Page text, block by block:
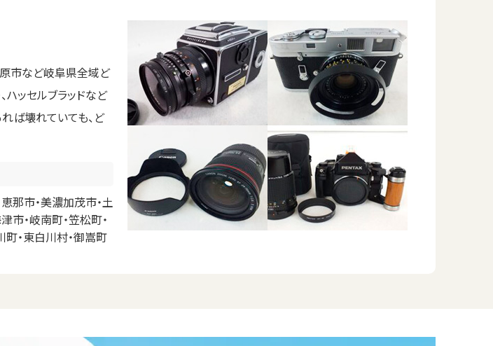
原市など岐阜県全域ど
ハッセルブラッドなど
ば壊れていても、ど
那市・美濃加茂市・土
市・岐南町・笠松町・
町・東白川村・御嵩町